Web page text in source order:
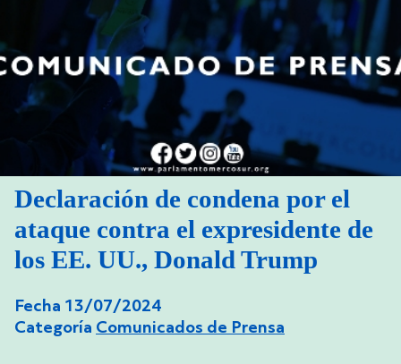
Declaración de condena por el
ataque contra el expresidente de
los EE. UU., Donald Trump
Fecha 13/07/2024
Categoría Comunicados de Prensa